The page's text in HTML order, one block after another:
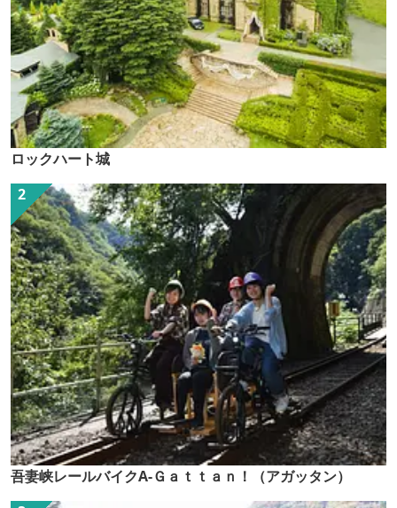
ロックハート城
吾妻峡レールバイクA-Ｇａｔｔａｎ！（アガッタン）